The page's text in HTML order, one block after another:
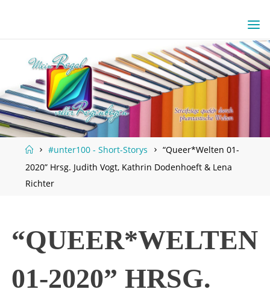
Home#unter100 - Short-Storys
“Queer*Welten 01-
2020” Hrsg. Judith Vogt, Kathrin Dodenhoeft & Lena
Richter
“QUEER*WELTEN
01-2020” HRSG.